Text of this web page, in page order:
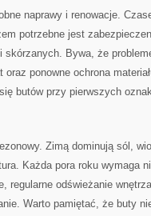
naprawy i renowacje.
potrzebne jest
skórzanych. Bywa, że
ponowne ochrona
butów przy pierwszych
Zimą dominują sól,
Każda pora roku wymaga
regularne odświeżanie
Warto pamiętać, że buty